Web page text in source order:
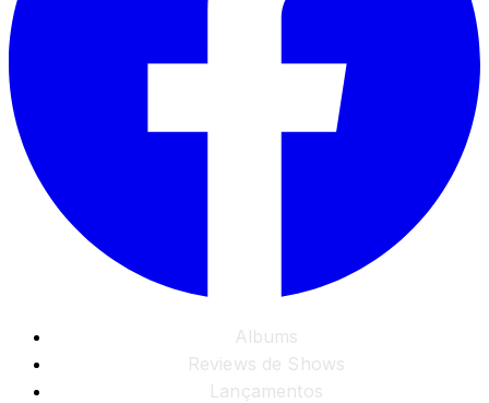
Albums
Reviews de Shows
Lançamentos